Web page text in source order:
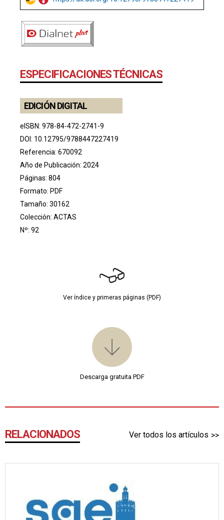
ESPECIFICACIONES TÉCNICAS
EDICIÓN DIGITAL
eISBN: 978-84-472-2741-9
DOI: 10.12795/9788447227419
Referencia: 670092
Año de Publicación: 2024
Páginas: 804
Formato: PDF
Tamaño: 30162
Colección: ACTAS
Nº: 92
Ver índice y primeras páginas (PDF)
Descarga gratuita PDF
RELACIONADOS Ver todos los artículos